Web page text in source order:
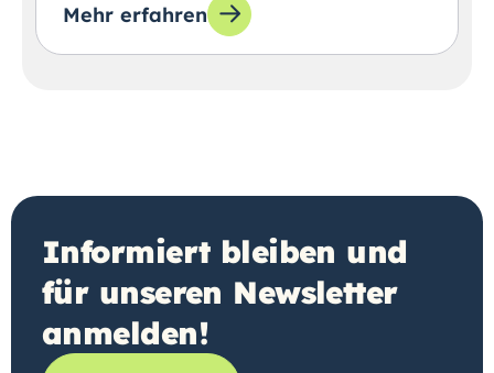
Mehr erfahren
Informiert bleiben und
für unseren Newsletter
anmelden!